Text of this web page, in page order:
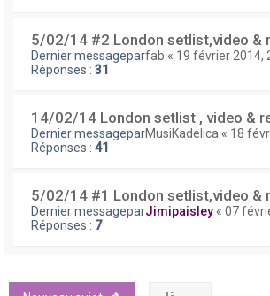
5/02/14 #2 London setlist,video &
Dernier messageparfab « 19 février 2014,
Réponses : 31
14/02/14 London setlist , video &
Dernier messageparMusiKadelica « 18
Réponses : 41
5/02/14 #1 London setlist,video &
Dernier messageparJimipaisley « 07
Réponses : 7